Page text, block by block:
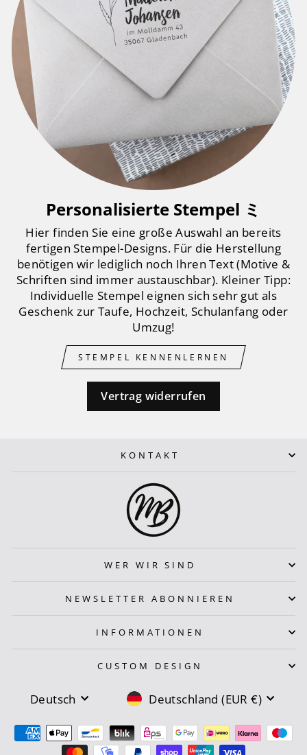
Personalisierte Stempel ミ
Hier finden Sie eine große Auswahl an bereits
fertigen Stempel-Designs. Für die Herstellung
benötigen wir lediglich noch Ihren Text (Motive &
Schriften sind immer austauschbar). Kleiner Tipp:
Individuelle Stempel eignen sich sehr gut als
Geschenk zur Taufe, Hochzeit, Schulanfang oder
Umzug!
STEMPEL KENNENLERNEN
Vertrag widerrufen
KONTAKT
WER WIR SIND
NEWSLETTER ABONNIEREN
INFORMATIONEN
CUSTOM DESIGN
SPRACHE
Deutsch WÄHRUNG
Deutschland (EUR €)